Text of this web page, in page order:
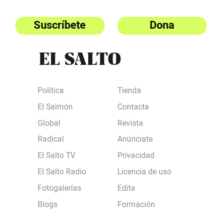
Suscríbete Dona
Política
El Salmón
Global
Radical
El Salto TV
El Salto Radio
Fotogalerías
Blogs
Tienda
Contacta
Revista
Anúnciate
Privacidad
Licencia de uso
Edita
Formación